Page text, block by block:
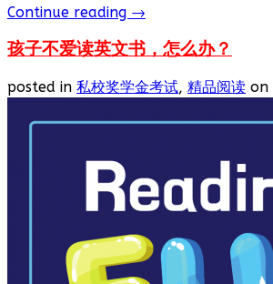
Continue reading →
孩子不爱读英文书，怎么办？
posted in 私校奖学金考试, 精品阅读 on